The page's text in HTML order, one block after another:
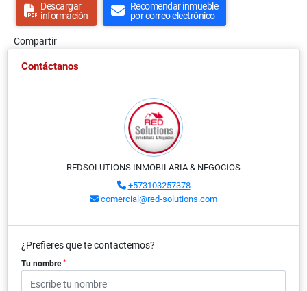
Descargar
información
Recomendar inmueble
por correo electrónico
Compartir
Contáctanos
REDSOLUTIONS INMOBILARIA & NEGOCIOS
+573103257378
comercial@red-solutions.com
¿Prefieres que te contactemos?
Tu nombre *